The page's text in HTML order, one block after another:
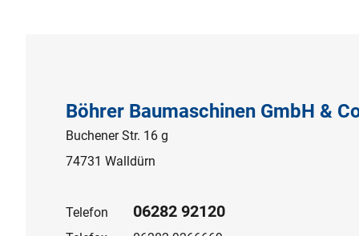
Böhrer Baumaschinen GmbH &
Buchener Str. 16 g
74731 Walldürn
Telefon 06282 92120